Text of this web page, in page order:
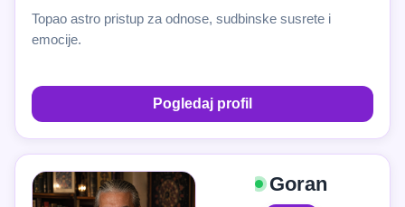
Topao astro pristup za odnose, sudbinske susrete i
emocije.
Pogledaj profil
Goran